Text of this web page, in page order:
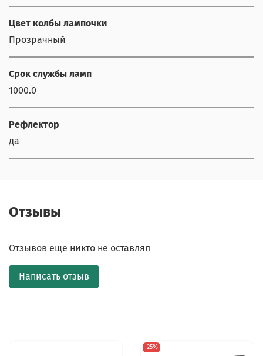
Цвет колбы лампочки
Прозрачный
Срок службы ламп
1000.0
Рефлектор
да
Отзывы
Отзывов еще никто не оставлял
Написать отзыв
-25%